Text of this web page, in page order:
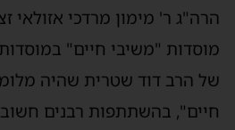
הרה"ג ר' מימון מרדכי אזולאי
מוסדות "משיבי חיים"
של הרב דוד שטרית שהיה
חיים", בהשתתפות רבנים